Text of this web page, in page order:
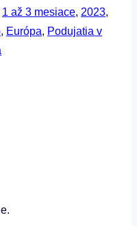
1 až 3 mesiace, 2023,
, Európa, Podujatia v